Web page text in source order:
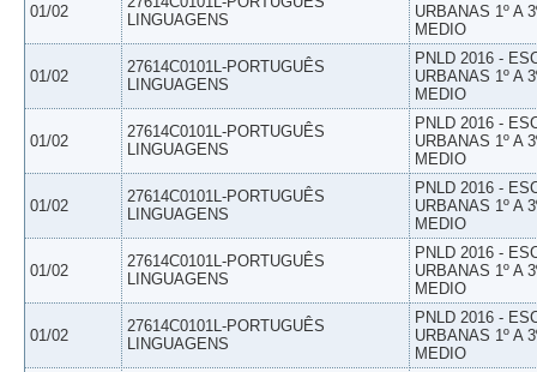
01/02
LINGUAGENS
URBANAS 1º A
MEDIO
01/02
27614C0101L-PORTUGUÊS
LINGUAGENS
PNLD 2016 -
URBANAS 1º A
MEDIO
01/02
27614C0101L-PORTUGUÊS
LINGUAGENS
PNLD 2016 -
URBANAS 1º A
MEDIO
01/02
27614C0101L-PORTUGUÊS
LINGUAGENS
PNLD 2016 -
URBANAS 1º A
MEDIO
01/02
27614C0101L-PORTUGUÊS
LINGUAGENS
PNLD 2016 -
URBANAS 1º A
MEDIO
01/02
27614C0101L-PORTUGUÊS
LINGUAGENS
PNLD 2016 -
URBANAS 1º A
MEDIO